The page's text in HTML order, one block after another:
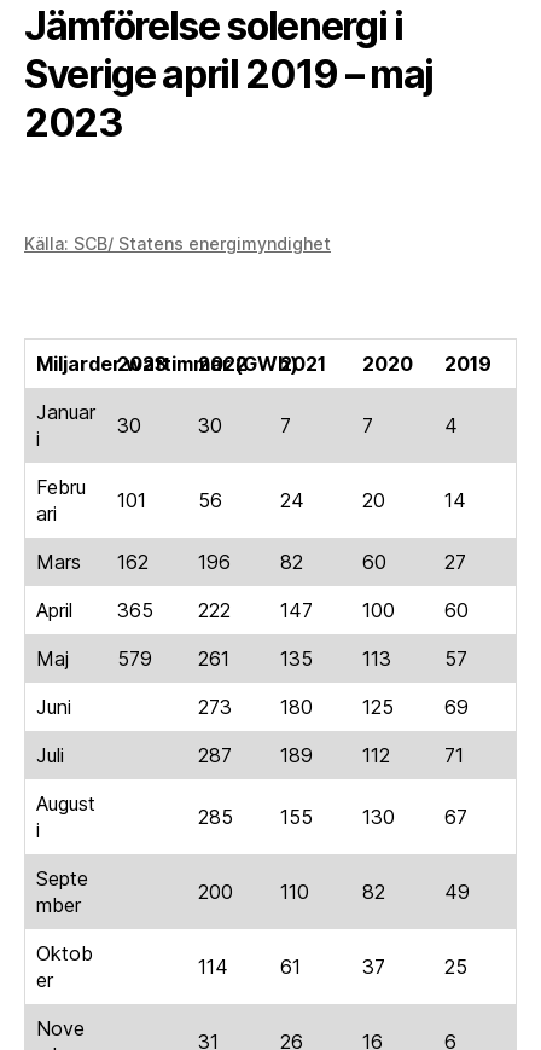
Jämförelse solenergi i
Sverige april 2019 – maj
2023
Källa: SCB/ Statens energimyndighet
Miljarder wattimmar (GWh)
2023 2022 2021 2020
2019
Januar
i
30 30 7 7 4
Febru
ari
101 56 24 20 14
Mars 162 196 82 60
27
April
365 222 147 100
60
Maj
579 261 135 113
57
Juni
273 180 125
69
Juli
287 189 112
71
August
i
285 155 130 67
Septe
mber
200 110 82 49
Oktob
er
114 61 37 25
Nove
31 26 16 6